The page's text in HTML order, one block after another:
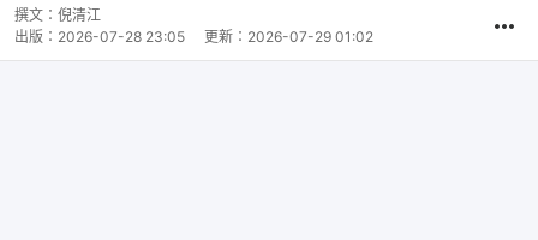
撰文： 倪清江
出版： 2026-07-28 23:05 更新： 2026-07-29 01:02